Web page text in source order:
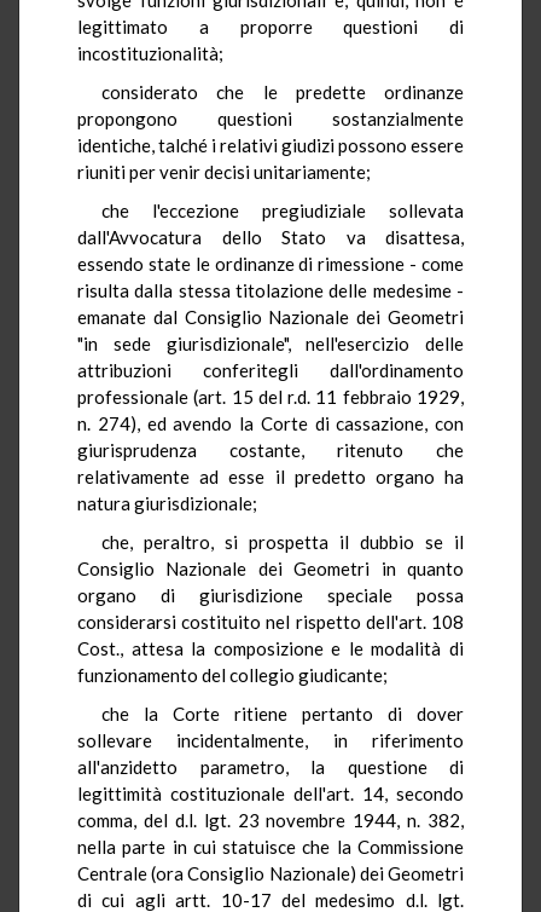
legittimato a proporre questioni di
incostituzionalità;
considerato che le predette ordinanze
propongono questioni sostanzialmente
identiche, talché i relativi giudizi possono essere
riuniti per venir decisi unitariamente;
che l'eccezione pregiudiziale sollevata
dall'Avvocatura dello Stato va disattesa,
essendo state le ordinanze di rimessione - come
risulta dalla stessa titolazione delle medesime -
emanate dal Consiglio Nazionale dei Geometri
"in sede giurisdizionale", nell'esercizio delle
attribuzioni conferitegli dall'ordinamento
professionale (art. 15 del r.d. 11 febbraio 1929,
n. 274), ed avendo la Corte di cassazione, con
giurisprudenza costante, ritenuto che
relativamente ad esse il predetto organo ha
natura giurisdizionale;
che, peraltro, si prospetta il dubbio se il
Consiglio Nazionale dei Geometri in quanto
organo di giurisdizione speciale possa
considerarsi costituito nel rispetto dell'art. 108
Cost., attesa la composizione e le modalità di
funzionamento del collegio giudicante;
che la Corte ritiene pertanto di dover
sollevare incidentalmente, in riferimento
all'anzidetto parametro, la questione di
legittimità costituzionale dell'art. 14, secondo
comma, del d.l. lgt. 23 novembre 1944, n. 382,
nella parte in cui statuisce che la Commissione
Centrale (ora Consiglio Nazionale) dei Geometri
di cui agli artt. 10-17 del medesimo d.l. lgt.